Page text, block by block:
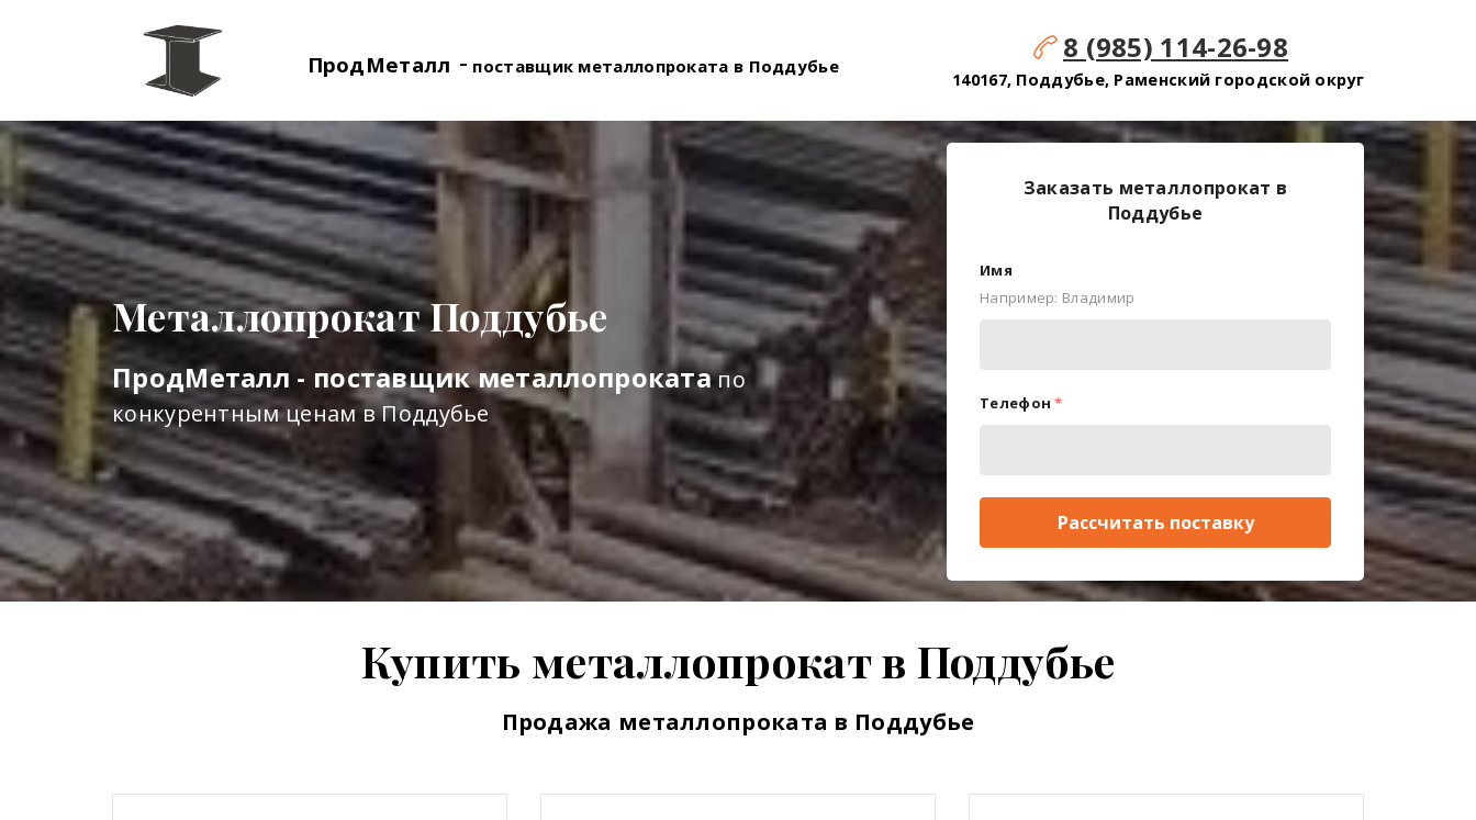
ПродМеталл - поставщик металлопроката в Поддубье
8 (985) 114-26-98
140167, Поддубье, Раменский городской округ
Металлопрокат Поддубье
ПродМеталл - поставщик металлопрокатапо
конкурентным ценам в Поддубье
Заказать металлопрокат в
Поддубье
Имя
Например: Владимир
Телефон *
Рассчитать поставку
Купить металлопрокат в Поддубье
Продажа металлопроката в Поддубье